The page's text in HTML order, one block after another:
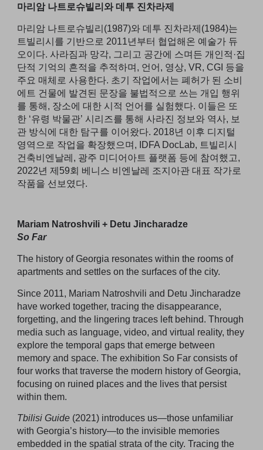
마리암 나트로슈빌리와 데투 진차라제
마리암 나트로슈빌리(1987)와 데투 진차라제(1984)는
트빌리시를 기반으로 2011년부터 협업해온 예술가 듀
오이다. 사라짐과 망각, 그리고 공간에 스며든 개인적·집
단적 기억의 흔적을 추적하며, 언어, 영상, VR, CGI 등을
주요 매체로 사용한다. 초기 작업에서는 폐허가 된 소비
에트 건물에 발견된 문장을 불법적으로 쓰는 개입 행위
를 통해, 장소에 대한 시적 언어를 실험했다. 이들은 또
한 ‘유령 박물관’ 시리즈를 통해 사라진 정보와 역사, 보
관 방식에 대한 탐구를 이어왔다. 2018년 이후 디지털
영역으로 작업을 확장했으며, IDFA DocLab, 트빌리시
건축비엔날레, 광주 미디어아트 플랫폼 등에 참여했고,
2022년 제59회 베니스 비엔날레 조지아관 대표 작가로
작품을 선보였다.
Mariam Natroshvili + Detu Jincharadze
So Far
The history of Georgia resonates within the rooms of
apartments and settles on the surfaces of the city.
Since 2011, Mariam Natroshvili and Detu Jincharadze
have worked together, tracing the disappearance,
forgetting, and the lingering traces left behind. Through
media such as language, video, and virtual reality, they
explore the temporal gaps that emerge between
memory and space. The exhibition So Far consists of
four works that traverse the modern history of Georgia,
focusing on ruined places and the lives that persist
within them.
Tbilisi Guide (2021) introduces us—those unfamiliar
with Georgia’s history—to the invisible memories
embedded in the spatial strata of the city. Tracing the